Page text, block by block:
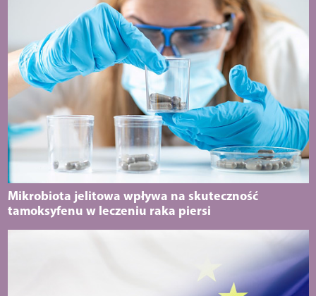
Mikrobiota jelitowa wpływa na skuteczność
tamoksyfenu w leczeniu raka piersi